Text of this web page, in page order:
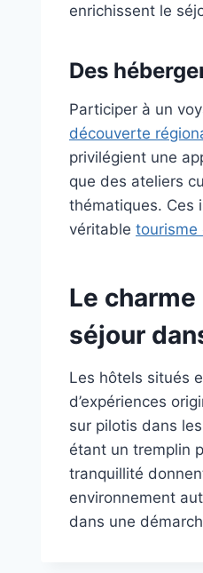
enrichissent le
Des
Participer à un
découverte
privilégient une
que des ateliers
thématiques. Ces
véritable tourisme
Le
séjour
Les hôtels situés
d’expériences
sur pilotis dans
étant un tremplin
tranquillité
environnement
dans une